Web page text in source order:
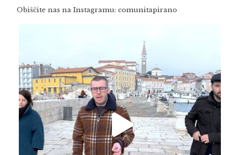
Obiščite nas na Instagramu: comunitapirano